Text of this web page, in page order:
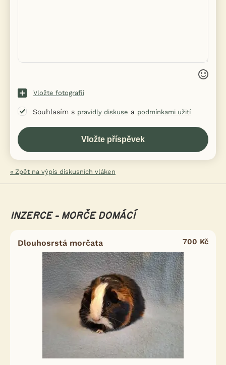
Vložte fotografii
Souhlasím s pravidly diskuse a podmínkami užití
« Zpět na výpis diskusních vláken
INZERCE - MORČE DOMÁCÍ
Dlouhosrstá morčata 700 Kč